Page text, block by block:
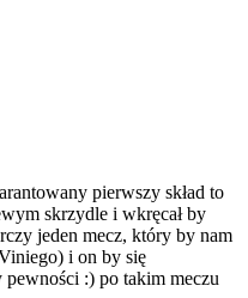
pierwszy skład to
skrzydle i wkręcał by
jeden mecz, który by nam
i on by się
pewności :) po takim meczu